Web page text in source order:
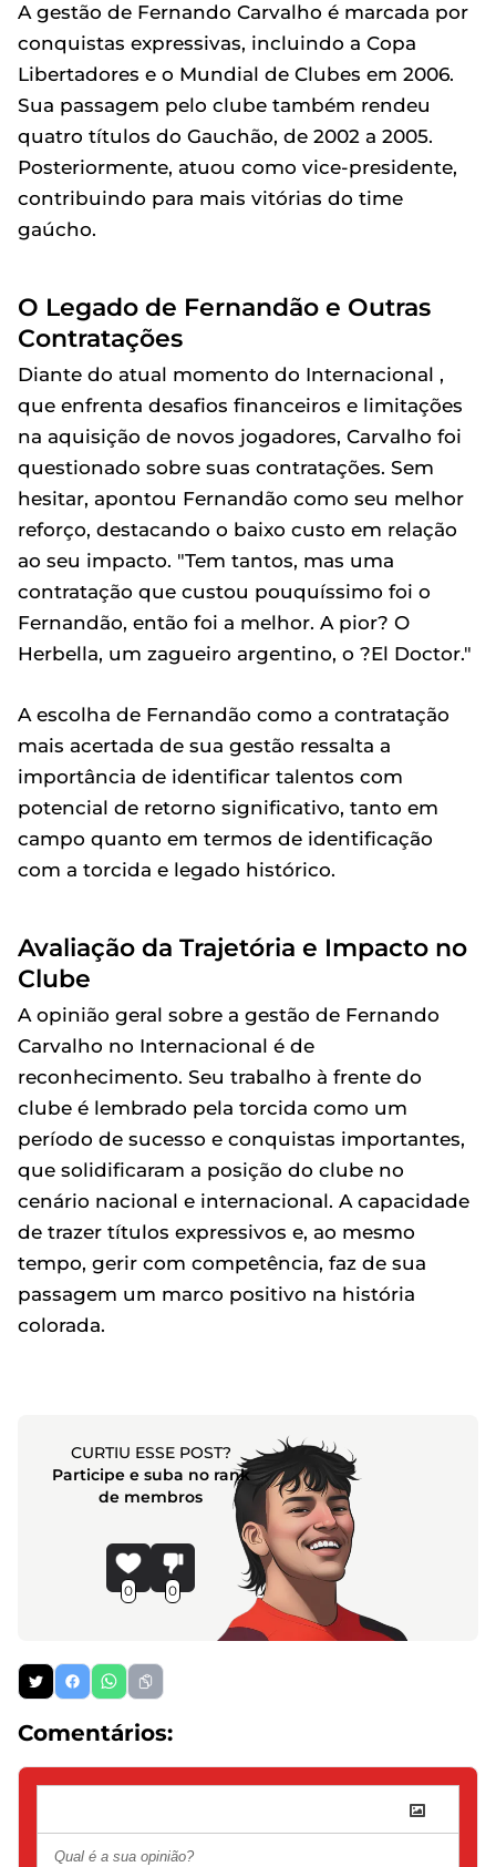
A gestão de Fernando Carvalho é marcada por
conquistas expressivas, incluindo a Copa
Libertadores e o Mundial de Clubes em 2006.
Sua passagem pelo clube também rendeu
quatro títulos do Gauchão, de 2002 a 2005.
Posteriormente, atuou como vice-presidente,
contribuindo para mais vitórias do time
gaúcho.
O Legado de Fernandão e Outras
Contratações
Diante do atual momento do Internacional ,
que enfrenta desafios financeiros e limitações
na aquisição de novos jogadores, Carvalho foi
questionado sobre suas contratações. Sem
hesitar, apontou Fernandão como seu melhor
reforço, destacando o baixo custo em relação
ao seu impacto. "Tem tantos, mas uma
contratação que custou pouquíssimo foi o
Fernandão, então foi a melhor. A pior? O
Herbella, um zagueiro argentino, o ?El Doctor."
A escolha de Fernandão como a contratação
mais acertada de sua gestão ressalta a
importância de identificar talentos com
potencial de retorno significativo, tanto em
campo quanto em termos de identificação
com a torcida e legado histórico.
Avaliação da Trajetória e Impacto no
Clube
A opinião geral sobre a gestão de Fernando
Carvalho no Internacional é de
reconhecimento. Seu trabalho à frente do
clube é lembrado pela torcida como um
período de sucesso e conquistas importantes,
que solidificaram a posição do clube no
cenário nacional e internacional. A capacidade
de trazer títulos expressivos e, ao mesmo
tempo, gerir com competência, faz de sua
passagem um marco positivo na história
colorada.
CURTIU ESSE POST?
Participe e suba no rank
de membros
0 0
Comentários: